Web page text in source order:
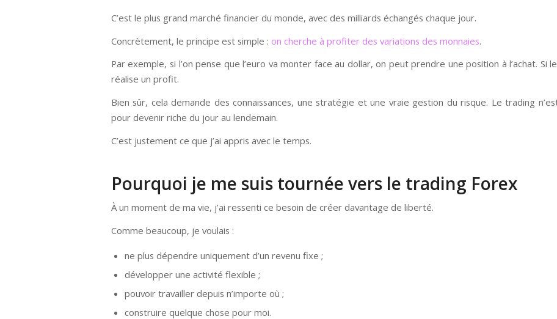
C’est le plus grand marché financier du monde, avec des milliards échangés chaque jour.
Concrètement, le principe est simple : on cherche à profiter des variations des monnaies.
Par exemple, si l’on pense que l’euro va monter face au dollar, on peut prendre une position à l’achat. Si
réalise un profit.
Bien sûr, cela demande des connaissances, une stratégie et une vraie gestion du risque. Le trading
pour devenir riche du jour au lendemain.
C’est justement ce que j’ai appris avec le temps.
Pourquoi je me suis tournée vers le trading Forex
À un moment de ma vie, j’ai ressenti ce besoin de créer davantage de liberté.
Comme beaucoup, je voulais :
ne plus dépendre uniquement d’un revenu fixe ;
développer une activité flexible ;
pouvoir travailler depuis n’importe où ;
construire quelque chose pour moi.